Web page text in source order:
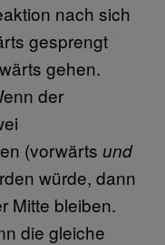
nach sich
gesprengt
gehen.
der
(vorwärts und
würde, dann
Mitte bleiben.
die gleiche